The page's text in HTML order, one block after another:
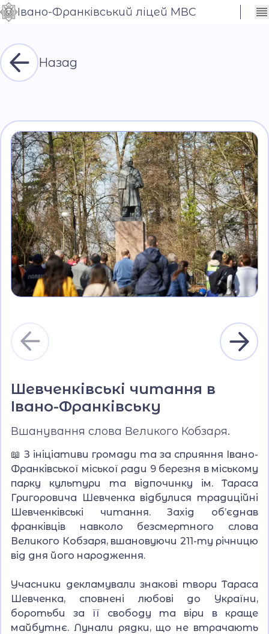
Контраст
Шрифт
Сховати
Івано-Франківський ліцей МВС
Назад
Шевченківські читання в
Івано-Франківську
Вшанування слова Великого Кобзаря.
📖 З ініціативи громади та за сприяння Івано-
Франківської міської ради 9 березня в міському
парку культури та відпочинку ім. Тараса
Григоровича Шевченка відбулися традиційні
Шевченківські читання. Захід об’єднав
франківців навколо безсмертного слова
Великого Кобзаря, вшановуючи 211-ту річницю
від дня його народження.
Учасники декламували знакові твори Тараса
Шевченка, сповнені любові до України,
боротьби за її свободу та віри в краще
майбутнє. Лунали рядки, що не втрачають